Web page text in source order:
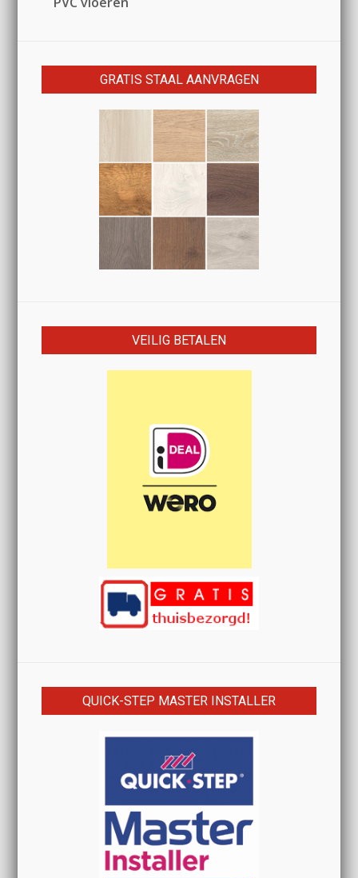
GRATIS STAAL AANVRAGEN
VEILIG BETALEN
QUICK-STEP MASTER INSTALLER